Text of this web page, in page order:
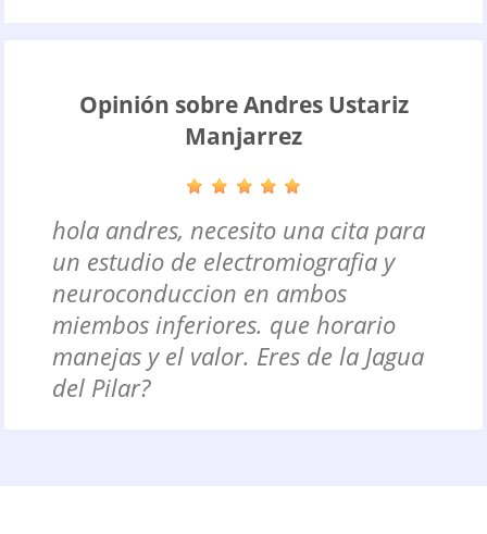
Opinión sobre Andres Ustariz
Manjarrez
hola andres, necesito una cita para
un estudio de electromiografia y
neuroconduccion en ambos
miembos inferiores. que horario
manejas y el valor. Eres de la Jagua
del Pilar?